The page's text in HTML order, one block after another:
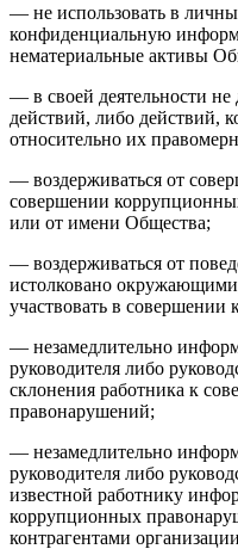
— не использовать в
конфиденциальную
нематериальные активы
— в своей деятельности
действий, либо действий,
относительно их
— воздерживаться от
совершении
или от имени Общества;
— воздерживаться от
истолковано
участвовать в
— незамедлительно
руководителя либо
склонения работника к
правонарушений;
— незамедлительно
руководителя либо
известной работнику
коррупционных
контрагентами